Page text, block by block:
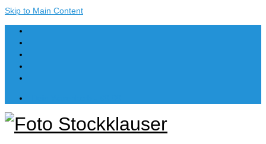
Skip to Main Content